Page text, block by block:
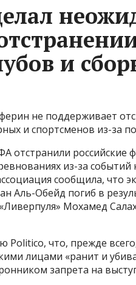
и
не поддерживает
и спортсменов из-за
отстранили российские
из-за событий
сообщила, что
Аль-Обейд погиб в
Мохамед
Politico, что, прежде
лицами «ранит и
запрета на